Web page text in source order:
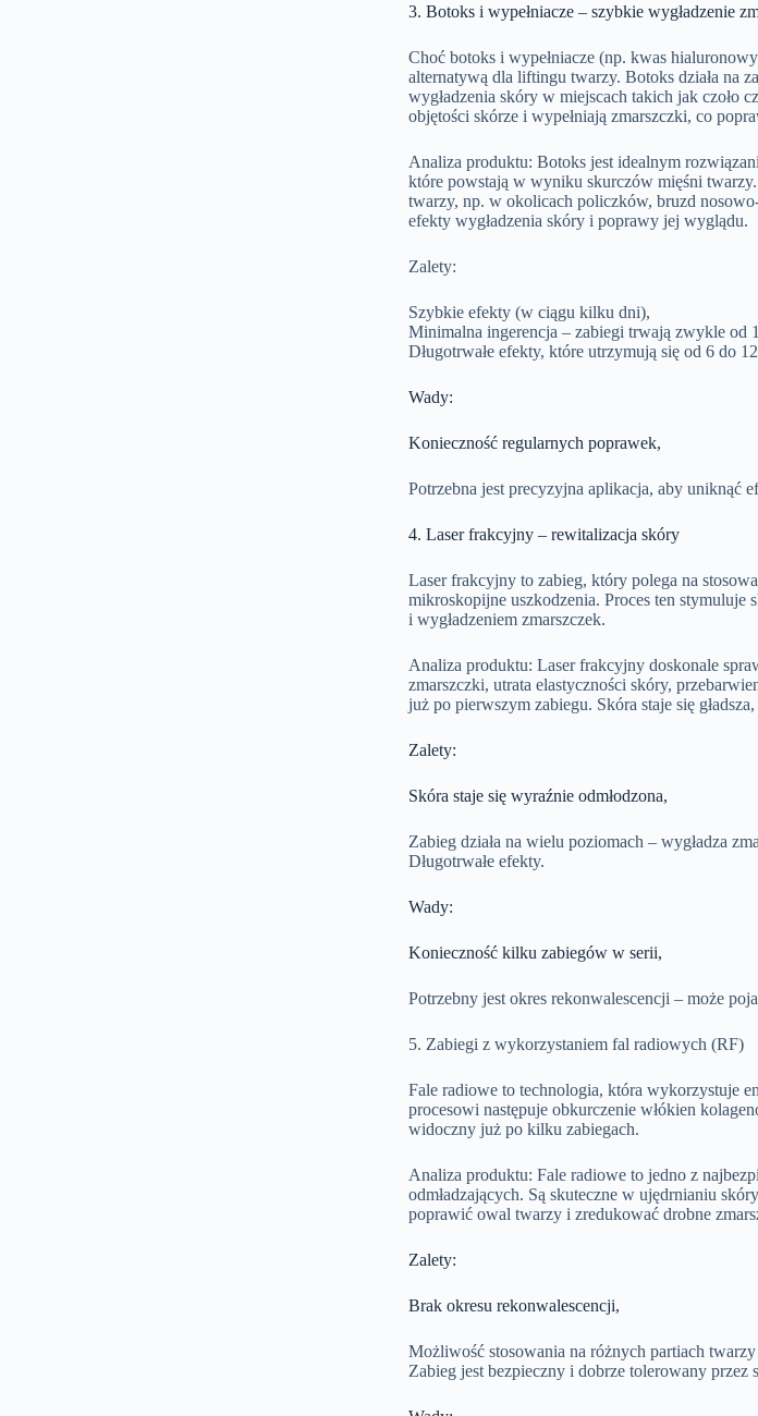
3. Botoks i wypełniacze – szybkie wygładzenie
Choć botoks i wypełniacze (np. kwas
alternatywą dla liftingu twarzy. Botoks działa na
wygładzenia skóry w miejscach takich jak czoło
objętości skórze i wypełniają zmarszczki, co
Analiza produktu: Botoks jest idealnym
które powstają w wyniku skurczów mięśni
twarzy, np. w okolicach policzków, bruzd
efekty wygładzenia skóry i poprawy jej wyglądu.
Zalety:
Szybkie efekty (w ciągu kilku dni),
Minimalna ingerencja – zabiegi trwają zwykle od
Długotrwałe efekty, które utrzymują się od 6 do
Wady:
Konieczność regularnych poprawek,
Potrzebna jest precyzyjna aplikacja, aby uniknąć
4. Laser frakcyjny – rewitalizacja skóry
Laser frakcyjny to zabieg, który polega na
mikroskopijne uszkodzenia. Proces ten
i wygładzeniem zmarszczek.
Analiza produktu: Laser frakcyjny doskonale
zmarszczki, utrata elastyczności skóry,
już po pierwszym zabiegu. Skóra staje się
Zalety:
Skóra staje się wyraźnie odmłodzona,
Zabieg działa na wielu poziomach – wygładza
Długotrwałe efekty.
Wady:
Konieczność kilku zabiegów w serii,
Potrzebny jest okres rekonwalescencji – może
5. Zabiegi z wykorzystaniem fal radiowych (RF)
Fale radiowe to technologia, która wykorzystuje
procesowi następuje obkurczenie włókien
widoczny już po kilku zabiegach.
Analiza produktu: Fale radiowe to jedno z
odmładzających. Są skuteczne w ujędrnianiu
poprawić owal twarzy i zredukować drobne
Zalety:
Brak okresu rekonwalescencji,
Możliwość stosowania na różnych partiach
Zabieg jest bezpieczny i dobrze tolerowany przez